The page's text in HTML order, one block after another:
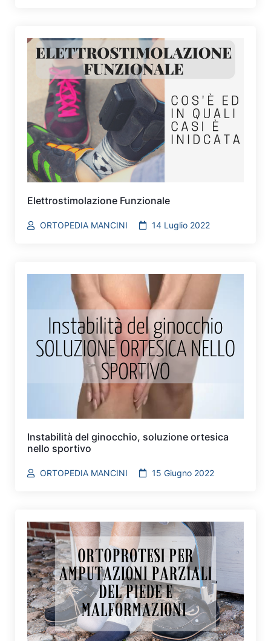
Elettrostimolazione Funzionale
ORTOPEDIA MANCINI 14 Luglio 2022
Instabilità del ginocchio, soluzione ortesica
nello sportivo
ORTOPEDIA MANCINI 15 Giugno 2022